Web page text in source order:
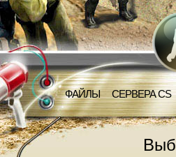
ФАЙЛЫ СЕРВЕРА CS